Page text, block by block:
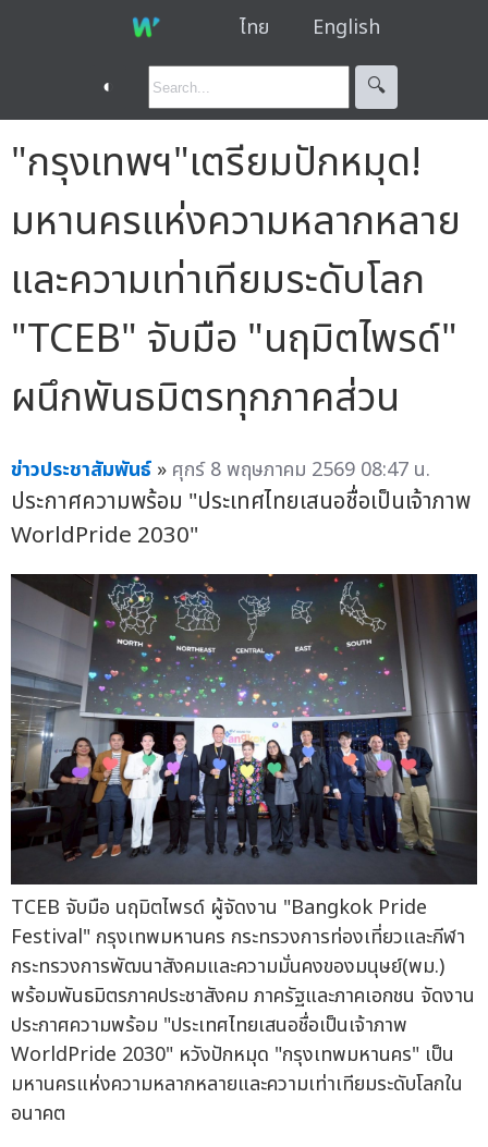
ไทย English
◐ 🔍︎
"กรุงเทพฯ"เตรียมปักหมุด!
มหานครแห่งความหลากหลาย
และความเท่าเทียมระดับโลก
"TCEB" จับมือ "นฤมิตไพรด์"
ผนึกพันธมิตรทุกภาคส่วน
ข่าวประชาสัมพันธ์ » ศุกร์ 8 พฤษภาคม 2569 08:47 น.
ประกาศความพร้อม "ประเทศไทยเสนอชื่อเป็นเจ้าภาพ
WorldPride 2030"
TCEB จับมือ นฤมิตไพรด์ ผู้จัดงาน "Bangkok Pride
Festival" กรุงเทพมหานคร กระทรวงการท่องเที่ยวและกีฬา
กระทรวงการพัฒนาสังคมและความมั่นคงของมนุษย์(พม.)
พร้อมพันธมิตรภาคประชาสังคม ภาครัฐและภาคเอกชน จัดงาน
ประกาศความพร้อม "ประเทศไทยเสนอชื่อเป็นเจ้าภาพ
WorldPride 2030" หวังปักหมุด "กรุงเทพมหานคร" เป็น
มหานครแห่งความหลากหลายและความเท่าเทียมระดับโลกใน
อนาคต